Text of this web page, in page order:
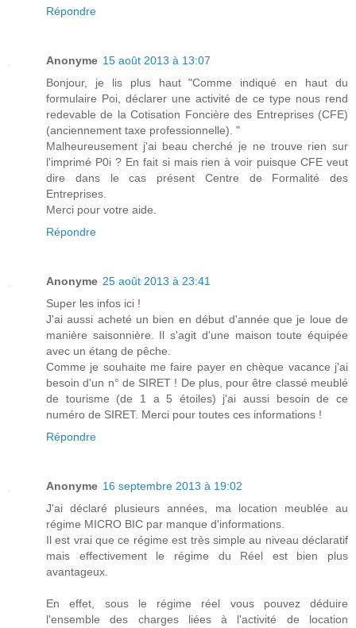
Répondre
Anonyme 15 août 2013 à 13:07
Bonjour, je lis plus haut "Comme indiqué en haut du
formulaire Poi, déclarer une activité de ce type nous rend
redevable de la Cotisation Foncière des Entreprises (CFE)
(anciennement taxe professionnelle). "
Malheureusement j'ai beau cherché je ne trouve rien sur
l'imprimé P0i ? En fait si mais rien à voir puisque CFE veut
dire dans le cas présent Centre de Formalité des
Entreprises.
Merci pour votre aide.
Répondre
Anonyme 25 août 2013 à 23:41
Super les infos ici !
J'ai aussi acheté un bien en début d'année que je loue de
manière saisonnière. Il s'agit d'une maison toute équipée
avec un étang de pêche.
Comme je souhaite me faire payer en chèque vacance j'ai
besoin d'un n° de SIRET ! De plus, pour être classé meublé
de tourisme (de 1 a 5 étoiles) j'ai aussi besoin de ce
numéro de SIRET. Merci pour toutes ces informations !
Répondre
Anonyme 16 septembre 2013 à 19:02
J'ai déclaré plusieurs années, ma location meublée au
régime MICRO BIC par manque d'informations.
Il est vrai que ce régime est très simple au niveau déclaratif
mais effectivement le régime du Réel est bien plus
avantageux.
En effet, sous le régime réel vous pouvez déduire
l'ensemble des charges liées à l'activité de location